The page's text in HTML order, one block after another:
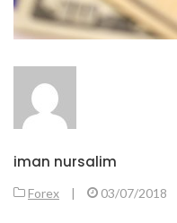
iman nursalim
Forex | 03/07/2018